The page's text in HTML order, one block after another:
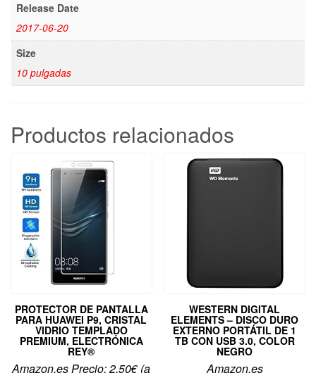
Release Date
2017-06-20
Size
10 pulgadas
Productos relacionados
PROTECTOR DE PANTALLA
PARA HUAWEI P9, CRISTAL
VIDRIO TEMPLADO
PREMIUM, ELECTRÓNICA
REY®
Amazon.es Precio:2,50€(a
WESTERN DIGITAL
ELEMENTS – DISCO DURO
EXTERNO PORTÁTIL DE 1
TB CON USB 3.0, COLOR
NEGRO
Amazon.es